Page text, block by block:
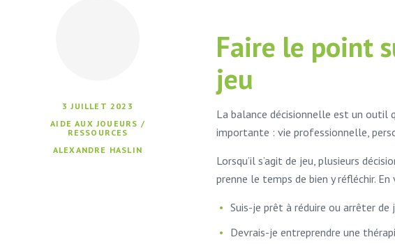
3 JUILLET 2023
AIDE AUX JOUEURS /
RESSOURCES
ALEXANDRE HASLIN
Faire le point
jeu
La balance décisionnelle est un outil
importante : vie professionnelle,
Lorsqu’il s’agit de jeu, plusieurs
prenne le temps de bien y réfléchir.
Suis-je prêt à réduire ou arrêter de
Devrais-je entreprendre une